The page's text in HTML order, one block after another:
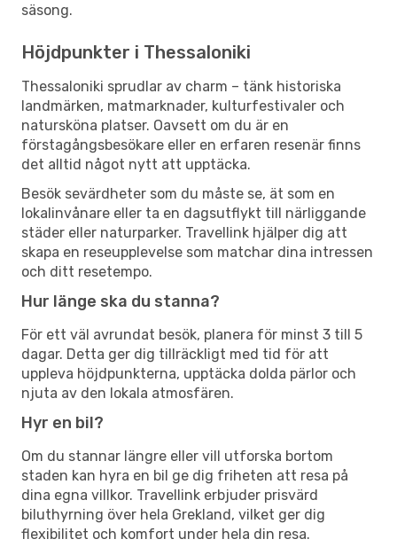
säsong.
Höjdpunkter i Thessaloniki
Thessaloniki sprudlar av charm – tänk historiska
landmärken, matmarknader, kulturfestivaler och
natursköna platser. Oavsett om du är en
förstagångsbesökare eller en erfaren resenär finns
det alltid något nytt att upptäcka.
Besök sevärdheter som du måste se, ät som en
lokalinvånare eller ta en dagsutflykt till närliggande
städer eller naturparker. Travellink hjälper dig att
skapa en reseupplevelse som matchar dina intressen
och ditt resetempo.
Hur länge ska du stanna?
För ett väl avrundat besök, planera för minst 3 till 5
dagar. Detta ger dig tillräckligt med tid för att
uppleva höjdpunkterna, upptäcka dolda pärlor och
njuta av den lokala atmosfären.
Hyr en bil?
Om du stannar längre eller vill utforska bortom
staden kan hyra en bil ge dig friheten att resa på
dina egna villkor. Travellink erbjuder prisvärd
biluthyrning över hela Grekland, vilket ger dig
flexibilitet och komfort under hela din resa.